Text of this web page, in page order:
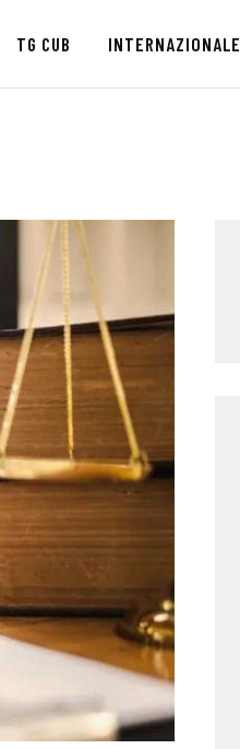
TG CUB INTERNAZIONALE